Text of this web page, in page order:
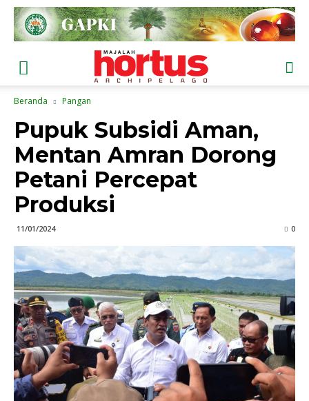
Beranda Pangan
Pupuk Subsidi Aman,
Mentan Amran Dorong
Petani Percepat
Produksi
11/01/2024 0